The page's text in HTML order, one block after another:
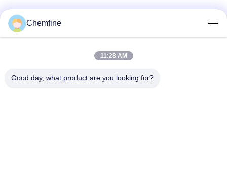
Комната 924, дорога No.813 Yinxiu, город Wuxi, Цзянсу,
Chemfine
11:28 AM
Good day, what product are you looking for?